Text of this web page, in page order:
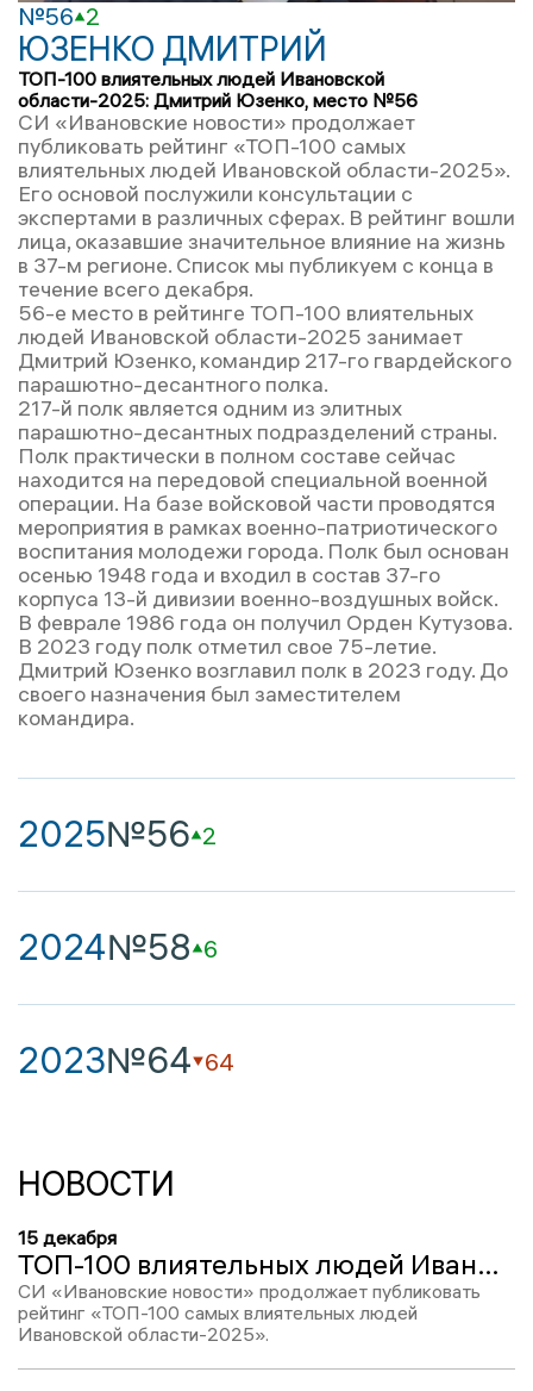
№56 2
ЮЗЕНКО ДМИТРИЙ
ТОП-100 влиятельных людей Ивановской
области-2025: Дмитрий Юзенко, место №56
СИ «Ивановские новости» продолжает
публиковать рейтинг «ТОП-100 самых
влиятельных людей Ивановской области-2025».
Его основой послужили консультации с
экспертами в различных сферах. В рейтинг вошли
лица, оказавшие значительное влияние на жизнь
в 37-м регионе. Список мы публикуем с конца в
течение всего декабря.
56-е место в рейтинге ТОП-100 влиятельных
людей Ивановской области-2025 занимает
Дмитрий Юзенко, командир 217-го гвардейского
парашютно-десантного полка.
217-й полк является одним из элитных
парашютно-десантных подразделений страны.
Полк практически в полном составе сейчас
находится на передовой специальной военной
операции. На базе войсковой части проводятся
мероприятия в рамках военно-патриотического
воспитания молодежи города. Полк был основан
осенью 1948 года и входил в состав 37-го
корпуса 13-й дивизии военно-воздушных войск.
В феврале 1986 года он получил Орден Кутузова.
В 2023 году полк отметил свое 75-летие.
Дмитрий Юзенко возглавил полк в 2023 году. До
своего назначения был заместителем
командира.
2025№56 2
2024№58 6
2023№64 64
НОВОСТИ
15 декабря
ТОП-100 влиятельных людей Ивановской области-2025: Дмитрий Юзенко, место №56
СИ «Ивановские новости» продолжает публиковать
рейтинг «ТОП-100 самых влиятельных людей
Ивановской области-2025».